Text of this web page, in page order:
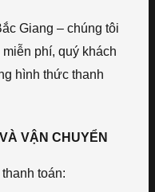
Giang – chúng tôi
phí, quý khách
hình thức thanh
VẬN CHUYỂN
toán: